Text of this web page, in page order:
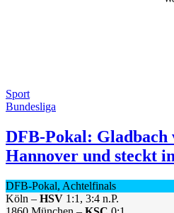
Sport
Bundesliga
DFB-Pokal:
Hannover und steckt
DFB-Pokal, Achtelfinals
Köln – HSV 1:1, 3:4 n.P.